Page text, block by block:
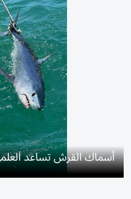
أسماك القرش تساعد